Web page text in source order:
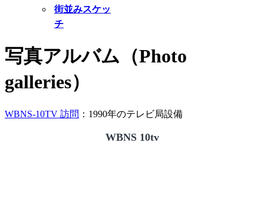
街並みスケッ
チ
写真アルバム（Photo
galleries）
WBNS-10TV 訪問 ：1990年のテレビ局設備
WBNS 10tv